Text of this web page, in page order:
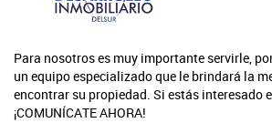
Para nosotros es muy importante servirle,
un equipo especializado que le brindará la
encontrar su propiedad. Si estás interesado
¡COMUNÍCATE AHORA!